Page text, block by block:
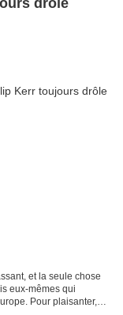
drôle
et la seule chose
eux-mêmes qui
Pour plaisanter,